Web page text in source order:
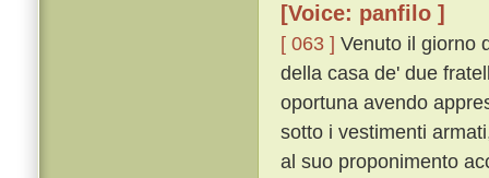
[Voice: panfilo ]
[ 063 ] Venuto il giorno
della casa de' due
oportuna avendo
sotto i vestimenti
al suo proponimento